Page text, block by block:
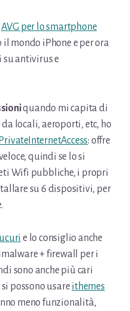
AVG per lo smartphone
il mondo iPhone e per ora
su antivirus e
quando mi capita di
locali, aeroporti, etc, ho
PrivateInternetAccess: offre
quindi se lo si
Wifi pubbliche, i propri
su 6 dispositivi, per
e lo consiglio anche
+ firewall per i
sono anche più cari
possono usare ithemes
meno funzionalità,